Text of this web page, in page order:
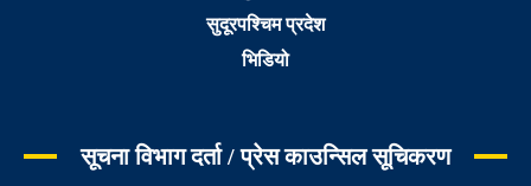
सुदूरपश्चिम प्रदेश
भिडियो
सूचना विभाग दर्ता / प्रेस काउन्सिल सूचिकरण